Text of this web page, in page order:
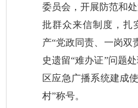
委员会，开展防范和
批群众来信制度，扎
产“党政同责、一岗双
史遗留“难办证”问题
区应急广播系统建成
村”称号。